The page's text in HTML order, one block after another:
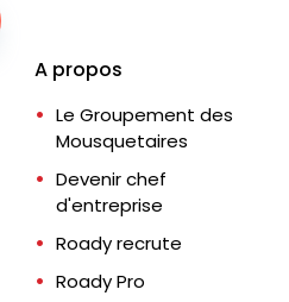
A propos
Le Groupement des
Mousquetaires
Devenir chef
d'entreprise
Roady recrute
Roady Pro